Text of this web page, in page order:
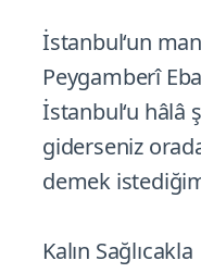
İstanbul‘un
Peygamberî
İstanbul‘u hâlâ
giderseniz
demek
Kalın Sağlıcakla